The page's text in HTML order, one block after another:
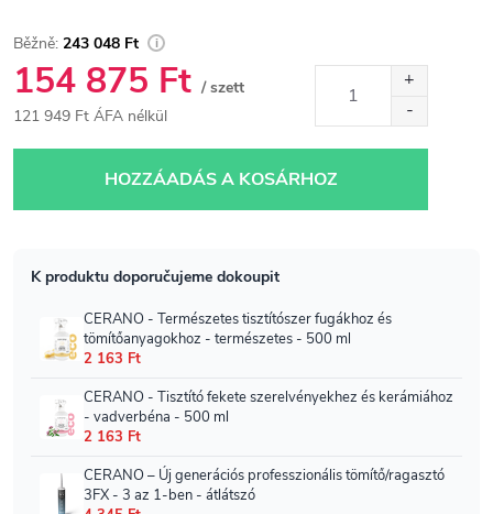
243 048 Ft
154 875 Ft / szett
121 949 Ft ÁFA nélkül
HOZZÁADÁS A KOSÁRHOZ